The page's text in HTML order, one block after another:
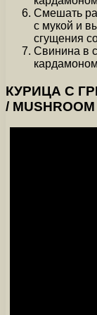
Смешать
с мукой и
сгущения
Свинина в
КУРИЦА С
/